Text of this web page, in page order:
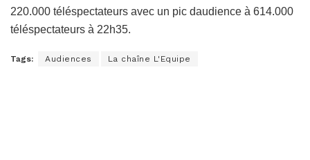
220.000 téléspectateurs avec un pic daudience à 614.000
téléspectateurs à 22h35.
Tags: Audiences La chaîne L'Equipe